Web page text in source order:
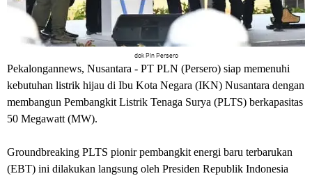
dok Pln Persero
Pekalongannews, Nusantara - PT PLN (Persero) siap memenuhi
kebutuhan listrik hijau di Ibu Kota Negara (IKN) Nusantara dengan
membangun Pembangkit Listrik Tenaga Surya (PLTS) berkapasitas
50 Megawatt (MW).
Groundbreaking PLTS pionir pembangkit energi baru terbarukan
(EBT) ini dilakukan langsung oleh Presiden Republik Indonesia